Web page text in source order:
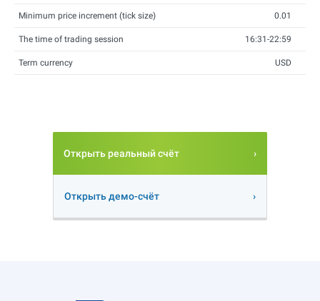
Minimum price increment (tick size) 0.01
The time of trading session 16:31-22:59
Term currency USD
Открыть реальный счёт
Открыть демо-счёт